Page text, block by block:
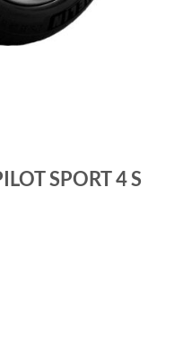
SPORT 4 S